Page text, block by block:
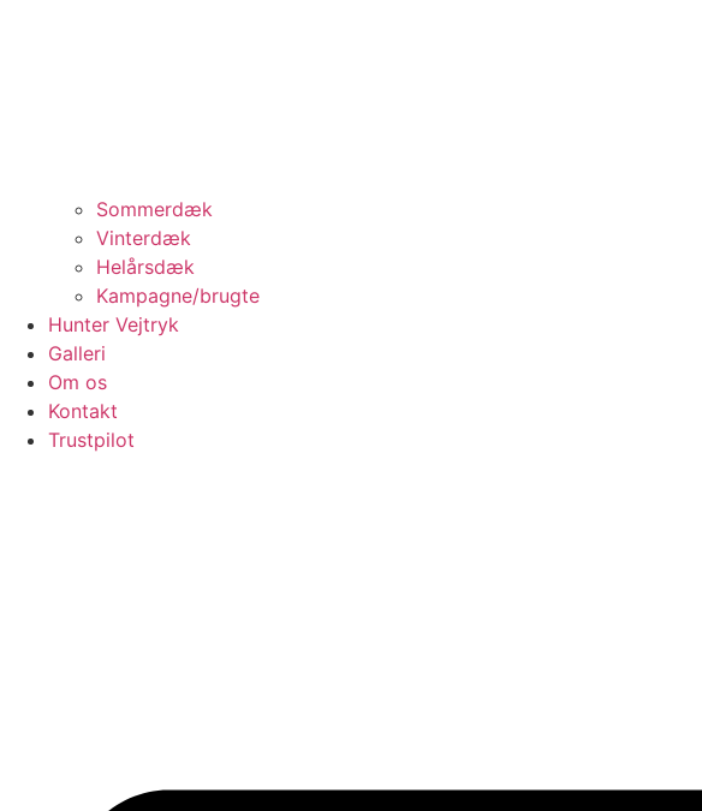
Sommerdæk
Vinterdæk
Helårsdæk
Kampagne/brugte
Hunter Vejtryk
Galleri
Om os
Kontakt
Trustpilot